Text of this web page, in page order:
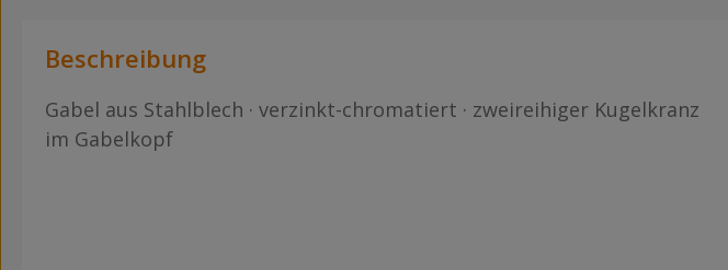
Beschreibung
Gabel aus Stahlblech · verzinkt-chromatiert · zweireihiger Kugelkranz
im Gabelkopf